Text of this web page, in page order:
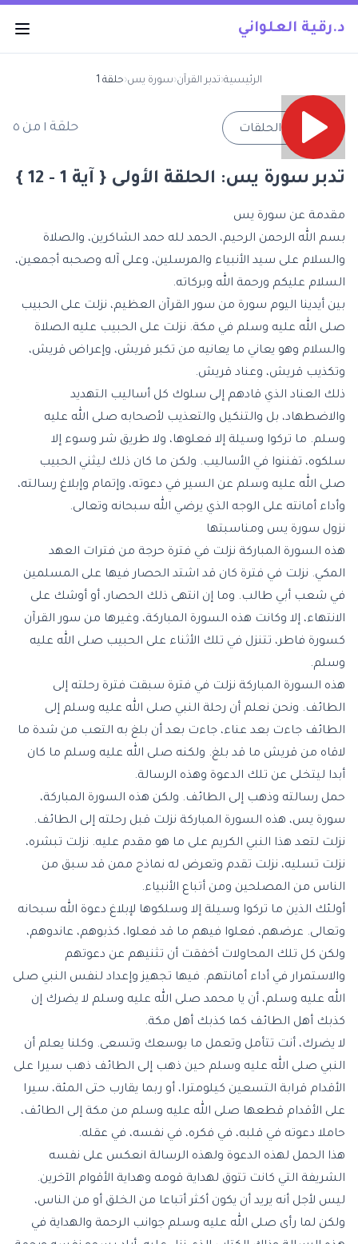
د.رقية العلواني
الرئيسية‹تدبر القرآن‹سورة يس‹حلقة 1
→ جميع الحلقات حلقة ١ من ٥
تدبر سورة يس: الحلقة الأولى { آية 1 - 12 }
مقدمة عن سورة يس
بسم الله الرحمن الرحيم، الحمد لله حمد الشاكرين، والصلاة
والسلام على سيد الأنبياء والمرسلين، وعلى آله وصحبه أجمعين،
السلام عليكم ورحمة الله وبركاته.
بين أيدينا اليوم سورة من سور القرآن العظيم، نزلت على الحبيب
صلى الله عليه وسلم في مكة. نزلت على الحبيب عليه الصلاة
والسلام وهو يعاني ما يعانيه من تكبر قريش، وإعراض قريش،
وتكذيب قريش، وعناد قريش.
ذلك العناد الذي قادهم إلى سلوك كل أساليب التهديد
والاضطهاد، بل والتنكيل والتعذيب لأصحابه صلى الله عليه
وسلم. ما تركوا وسيلة إلا فعلوها، ولا طريق شر وسوء إلا
سلكوه، تفننوا في الأساليب. ولكن ما كان ذلك ليثني الحبيب
صلى الله عليه وسلم عن السير في دعوته، وإتمام وإبلاغ رسالته،
وأداء أمانته على الوجه الذي يرضي الله سبحانه وتعالى.
نزول سورة يس ومناسبتها
هذه السورة المباركة نزلت في فترة حرجة من فترات العهد
المكي. نزلت في فترة كان قد اشتد الحصار فيها على المسلمين
في شعب أبي طالب. وما إن انتهى ذلك الحصار، أو أوشك على
الانتهاء، إلا وكانت هذه السورة المباركة، وغيرها من سور القرآن
كسورة فاطر، تتنزل في تلك الأثناء على الحبيب صلى الله عليه
وسلم.
هذه السورة المباركة نزلت في فترة سبقت فترة رحلته إلى
الطائف. ونحن نعلم أن رحلة النبي صلى الله عليه وسلم إلى
الطائف جاءت بعد عناء، جاءت بعد أن بلغ به التعب من شدة ما
لاقاه من قريش ما قد بلغ. ولكنه صلى الله عليه وسلم ما كان
أبدا ليتخلى عن تلك الدعوة وهذه الرسالة.
حمل رسالته وذهب إلى الطائف. ولكن هذه السورة المباركة،
سورة يس، هذه السورة المباركة نزلت قبل رحلته إلى الطائف.
نزلت لتعد هذا النبي الكريم على ما هو مقدم عليه. نزلت تبشره،
نزلت تسليه، نزلت تقدم وتعرض له نماذج ممن قد سبق من
الناس من المصلحين ومن أتباع الأنبياء.
أولئك الذين ما تركوا وسيلة إلا وسلكوها لإبلاغ دعوة الله سبحانه
وتعالى. عرضهم، فعلوا فيهم ما قد فعلوا، كذبوهم، عاندوهم،
ولكن كل تلك المحاولات أخفقت أن تثنيهم عن دعوتهم
والاستمرار في أداء أمانتهم. فيها تجهيز وإعداد لنفس النبي صلى
الله عليه وسلم، أن يا محمد صلى الله عليه وسلم لا يضرك إن
كذبك أهل الطائف كما كذبك أهل مكة.
لا يضرك، أنت تتأمل وتعمل ما بوسعك وتسعى. وكلنا يعلم أن
النبي صلى الله عليه وسلم حين ذهب إلى الطائف ذهب سيرا على
الأقدام قرابة التسعين كيلومترا، أو ربما يقارب حتى المئة، سيرا
على الأقدام قطعها صلى الله عليه وسلم من مكة إلى الطائف،
حاملا دعوته في قلبه، في فكره، في نفسه، في عقله.
هذا الحمل لهذه الدعوة ولهذه الرسالة انعكس على نفسه
الشريفة التي كانت تتوق لهداية قومه وهداية الأقوام الآخرين.
ليس لأجل أنه يريد أن يكون أكثر أتباعا من الخلق أو من الناس،
ولكن لما رأى صلى الله عليه وسلم جوانب الرحمة والهداية في